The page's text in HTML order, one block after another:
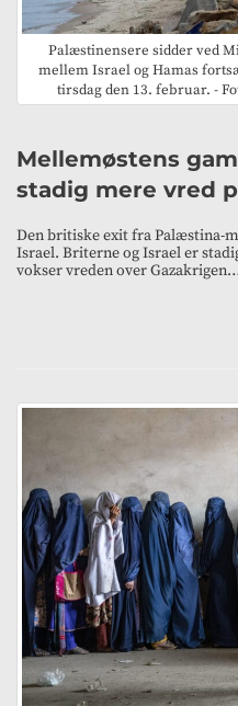
Palæstinensere sidder ved
mellem Israel og Hamas
tirsdag den 13. februar. -
Mellemøstens
stadig mere vred
Den britiske exit fra Palæstina-
Israel. Briterne og Israel er
vokser vreden over